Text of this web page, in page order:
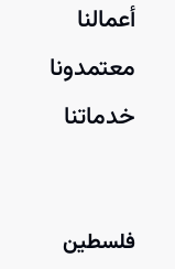
أعمالنا
معتمدونا
خدماتنا
فلسطين